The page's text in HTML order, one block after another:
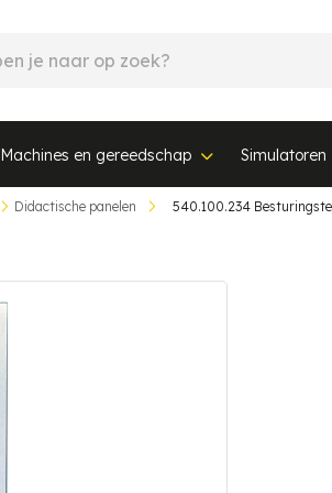
Machines en gereedschap Simulatoren
Didactische panelen